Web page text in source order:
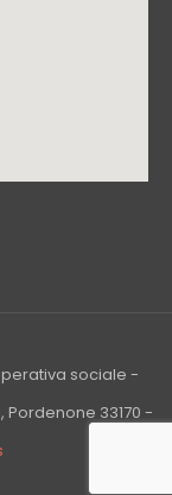
sociale -
Pordenone 33170 -